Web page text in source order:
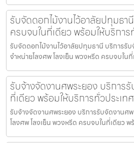
รับจัดดอกไม้งานไว้อาลัยปทุมธ
ครบจบในที่เดียว พร้อมให้บริการ
รับจัดดอกไม้งานไว้อาลัยปทุมธานี บริการ
จำหน่ายโลงศพ โลงเย็น พวงหรีด ครบจบใน
รับจ้างจัดงานศพระยอง บริการ
ที่เดียว พร้อมให้บริการทั่วประเทศ
รับจ้างจัดงานศพระยอง บริการรับจัดงานศ
โลงศพ โลงเย็น พวงหรีด ครบจบในที่เดียว พ